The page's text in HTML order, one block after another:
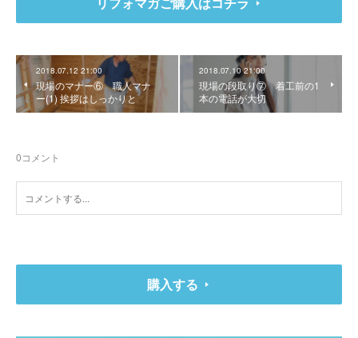
2018.07.12 21:00
現場のマナー⑥ 職人マナ
ー(1) 挨拶はしっかりと
2018.07.10 21:00
現場の段取り⑦ 着工前の1
本の電話が大切
0コメント
購入する